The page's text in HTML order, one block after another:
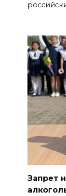
Запрет